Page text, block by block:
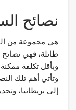
نصائح
هي مجموعة من
طائلة، فهي
وبأقل تكلفة
وتأتي أهم تلك
إلى بريطانيا،